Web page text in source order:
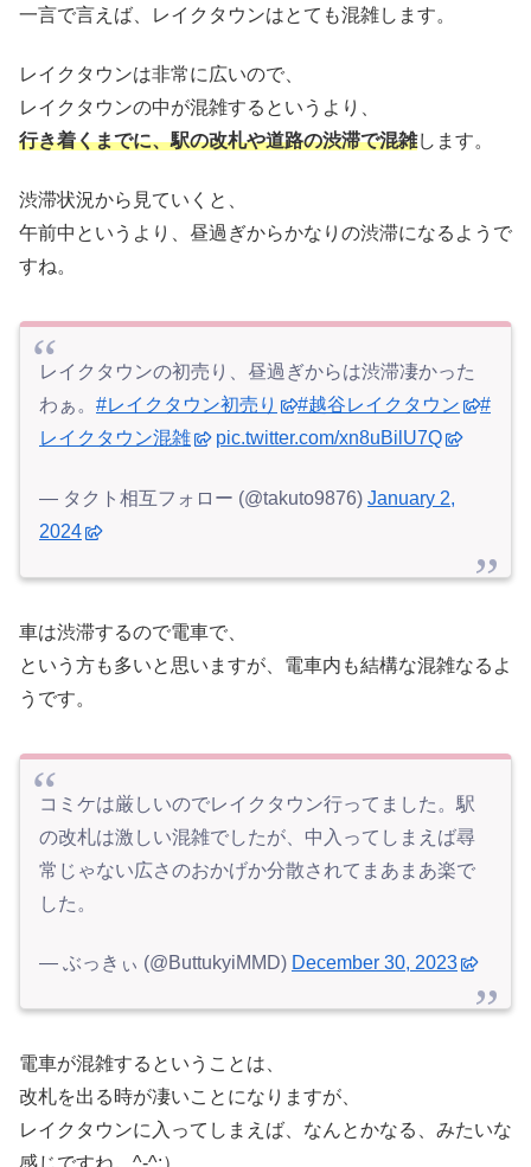
一言で言えば、レイクタウンはとても混雑します。
レイクタウンは非常に広いので、
レイクタウンの中が混雑するというより、
行き着くまでに、駅の改札や道路の渋滞で混雑します。
渋滞状況から見ていくと、
午前中というより、昼過ぎからかなりの渋滞になるようで
すね。
レイクタウンの初売り、昼過ぎからは渋滞凄かった
わぁ。 #レイクタウン初売り #越谷レイクタウン
#
レイクタウン混雑
pic.twitter.com/xn8uBilU7Q
— タクト相互フォロー (@takuto9876) January 2,
2024
車は渋滞するので電車で、
という方も多いと思いますが、電車内も結構な混雑なるよ
うです。
コミケは厳しいのでレイクタウン行ってました。駅
の改札は激しい混雑でしたが、中入ってしまえば尋
常じゃない広さのおかげか分散されてまあまあ楽で
した。
— ぶっきぃ (@ButtukyiMMD) December 30, 2023
電車が混雑するということは、
改札を出る時が凄いことになりますが、
レイクタウンに入ってしまえば、なんとかなる、みたいな